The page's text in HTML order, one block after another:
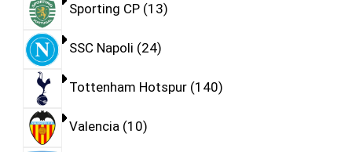
Sporting CP 13
SSC Napoli 24
Tottenham Hotspur 140
Valencia 10